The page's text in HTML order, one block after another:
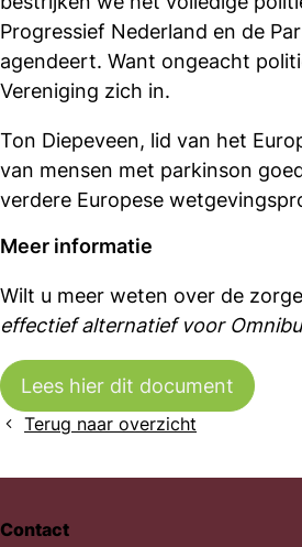
Progressief Nederland en de
agendeert. Want ongeacht
Vereniging zich in.
Ton Diepeveen, lid van het
van mensen met parkinson
verdere Europese
Meer informatie
Wilt u meer weten over de
effectief alternatief voor
Lees hier dit document
Terug naar overzicht
Contact